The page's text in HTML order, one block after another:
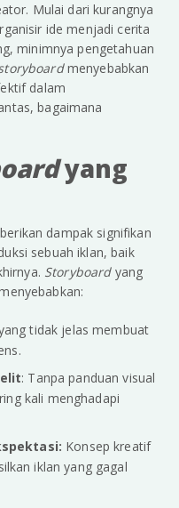
Mulai dari kurangnya
ide menjadi cerita
minimnya pengetahuan
menyebabkan
dalam
bagaimana
yang
dampak signifikan
sebuah iklan, baik
Storyboard yang
tidak jelas membuat
: Tanpa panduan visual
kali menghadapi
Konsep kreatif
iklan yang gagal